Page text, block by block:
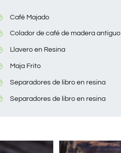
Café Majado
Colador de café de madera antiguo
Llavero en Resina
Maja Frito
Separadores de libro en resina
Separadores de libro en resina